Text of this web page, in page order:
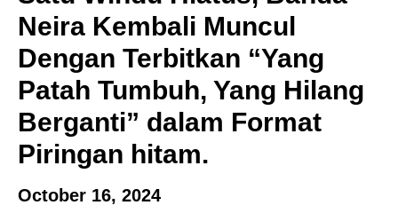
Neira Kembali Muncul
Dengan Terbitkan “Yang
Patah Tumbuh, Yang Hilang
Berganti” dalam Format
Piringan hitam.
October 16, 2024